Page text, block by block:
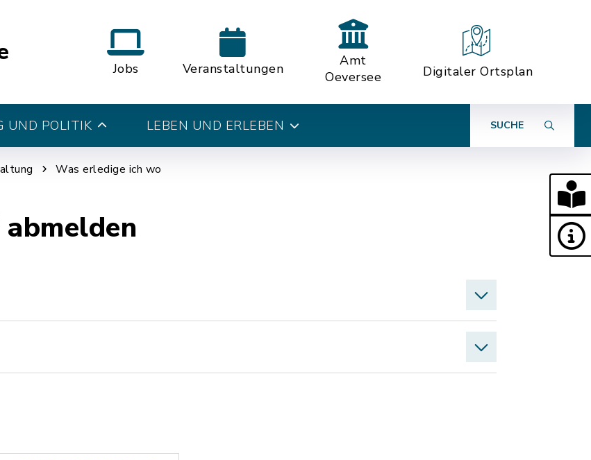
Jobs Veranstaltungen
Amt
Oeversee
Digitaler Ortsplan
UND POLITIK LEBEN UND ERLEBEN SUCHE
Was erledige ich wo